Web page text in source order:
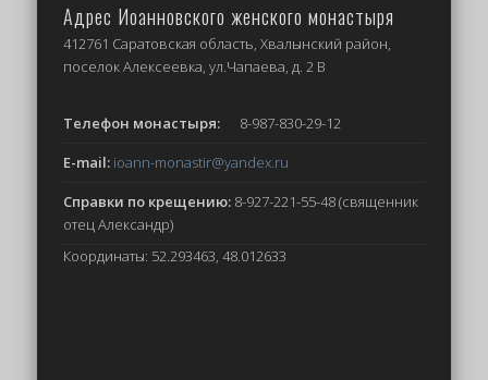
Адрес Иоанновского женского монастыря
412761 Саратовская область, Хвалынский район,
поселок Алексеевка, ул.Чапаева, д. 2 В
Телефон монастыря:
8-987-830-29-12
E-mail: ioann-monastir@yandex.ru
Справки по крещению: 8-927-221-55-48 (священник
отец Александр)
Координаты: 52.293463, 48.012633